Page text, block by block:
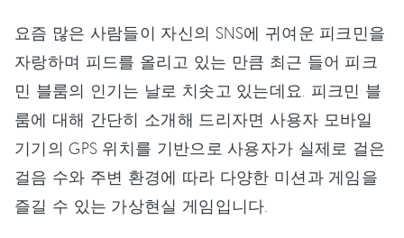
요즘 많은 사람들이 자신의 SNS에 귀여운 피크민을
자랑하며 피드를 올리고 있는 만큼 최근 들어 피크
민 블룸의 인기는 날로 치솟고 있는데요. 피크민 블
룸에 대해 간단히 소개해 드리자면 사용자 모바일
기기의 GPS 위치를 기반으로 사용자가 실제로 걸은
걸음 수와 주변 환경에 따라 다양한 미션과 게임을
즐길 수 있는 가상현실 게임입니다.